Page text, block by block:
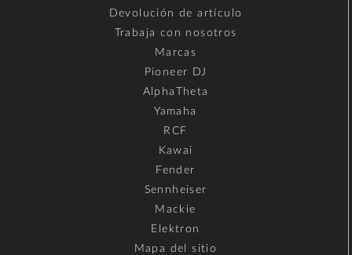
Devolución de artículo
Trabaja con nosotros
Marcas
Pioneer DJ
AlphaTheta
Yamaha
RCF
Kawai
Fender
Sennheiser
Mackie
Elektron
Mapa del sitio